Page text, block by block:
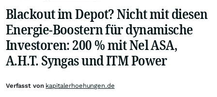
Blackout im Depot? Nicht mit diesen
Energie-Boostern für dynamische
Investoren: 200 % mit Nel ASA,
A.H.T. Syngas und ITM Power
Verfasst von kapitalerhoehungen.de